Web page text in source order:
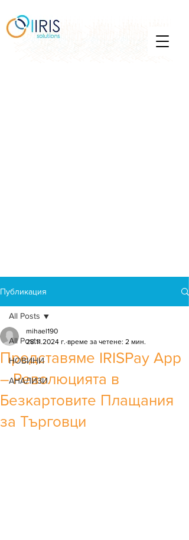
Публикация
All Posts
НОВИНИ
АНАЛИЗИ
All Posts
Представяме IRISPay App
– Революцията в
Безкартовите Плащания
за Търговци
mihael190
28.11.2024 г. време за четене: 2 мин.